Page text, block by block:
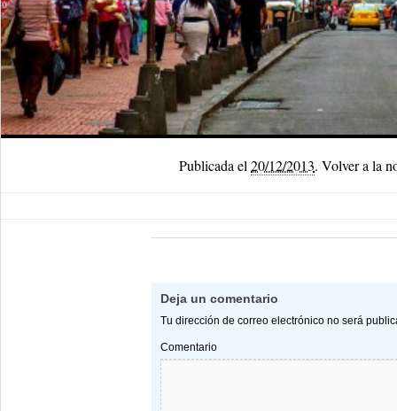
Publicada el 20/12/2013. Volver a la
Deja un comentario
Tu dirección de correo electrónico no será
Comentario